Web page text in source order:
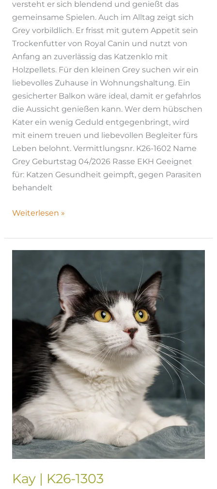
versteht er sich blendend und genießt das
gemeinsame Spielen. Auch im Alltag zeigt sich
Grey vorbildlich. Er frisst mit gutem Appetit sein
Trockenfutter von Royal Canin und nutzt von
Anfang an zuverlässig das Katzenklo mit
Holzpellets. Für den kleinen Grey suchen wir ein
liebevolles Zuhause in Wohnungshaltung. Ein
gesicherter Balkon wäre ideal, damit er gefahrlos
die Aussicht genießen kann. Wer dem hübschen
Kater ein wenig Geduld entgegenbringt, wird
mit einem treuen und liebevollen Begleiter fürs
Leben belohnt. Vermittlungsnr. K26-1602 Name
Grey Geburtstag 04/2026 Rasse EKH Geeignet
für: Katzen Gesundheit geimpft, gegen Parasiten
behandelt
Weiterlesen »
Kay | K26-1303